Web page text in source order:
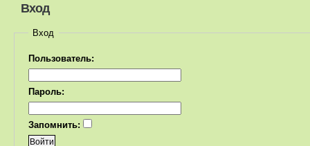
Вход
Вход
Пользователь:
Пароль:
Запомнить: